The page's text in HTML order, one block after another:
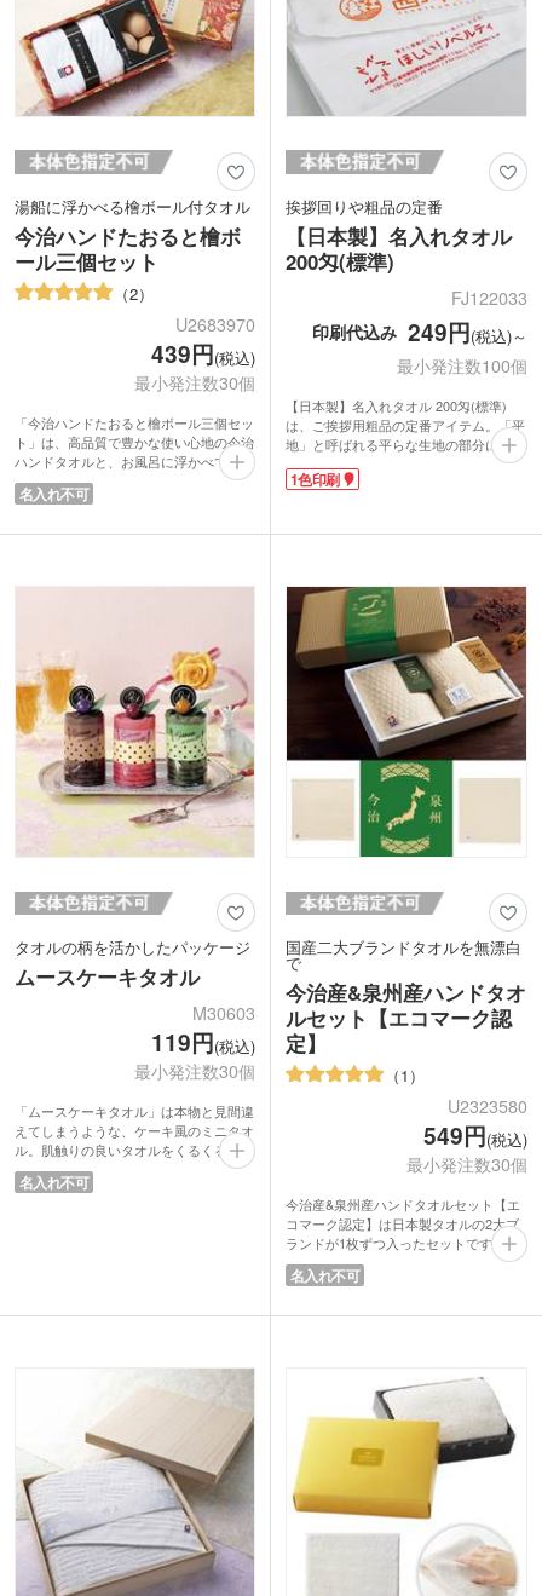
湯船に浮かべる檜ボール付タオル
今治ハンドたおると檜ボ
ール三個セット
2
U2683970
439円(税込)
最小発注数30個
「今治ハンドたおると檜ボール三個セッ
ト」は、高品質で豊かな使い心地の今治
ハンドタオルと、お風呂に浮かべて使う
清々しい香りの天然檜ボール三個のセッ
ト商品です。
タオルに美しい波のような模様があしら
すので、ツボ押しにもちょうどいい大き
さです。
美しい和風柄化粧箱に入れてお届けいた
します。大切な方へのギフトとしていか
がでしょうか。
名入れ不可
挨拶回りや粗品の定番
【日本製】名入れタオル
200匁(標準)
FJ122033
印刷代込み 249円(税込)～
最小発注数100個
【日本製】名入れタオル 200匁(標準)
は、ご挨拶用粗品の定番アイテム。「平
地」と呼ばれる平らな生地の部分に社名
やロゴを印刷し、PR効果を高められま
す。大型ライブイベントや人気アーティ
生地は「タオル産業発祥地」として有名
す。おろしたてでも吸水性が良く清潔感
もあります。標準的な厚みで、かさばり
にくく持ち歩きやすい生地感です。のし
を付けて年末年始や周年記念品、工事関
係のご挨拶にいかがでしょうか。
1色印刷
タオルの柄を活かしたパッケージ
ムースケーキタオル
M30603
119円(税込)
最小発注数30個
「ムースケーキタオル」は本物と見間違
えてしまうような、ケーキ風のミニタオ
ル。肌触りの良いタオルをくるくると巻
き、ムースケーキ風にデコレーションし
たギフトタオルです。
名入れ不可
国産二大ブランドタオルを無漂白
で
今治産&泉州産ハンドタオ
ルセット【エコマーク認
定】
1
U2323580
549円(税込)
最小発注数30個
今治産&泉州産ハンドタオルセット【エ
コマーク認定】は日本製タオルの2大ブ
ランドが1枚ずつ入ったセットです。そ
のまま渡せるナチュラルなボックス入り
でご挨拶回りや贈答用にぴったり。どち
っておらず、エコマーク認定番号を取得
ので地場産業に貢献でき、SDGsの理念
にも通じます。
毎日使えるハンドタオルは喜ばれること
間違いなし。国産でエコな商品は企業イ
メージを崩すことなくお渡しできます
よ。
名入れ不可